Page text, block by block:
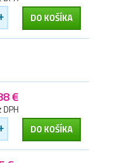
DO KOŠÍKA
€
DO KOŠÍKA